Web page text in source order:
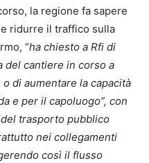
la regione fa sapere
ridurre il traffico sulla
“ha chiesto a Rfi di
del cantiere in corso a
di aumentare la capacità
e per il capoluogo”, con
del trasporto pubblico
nei collegamenti
così il flusso